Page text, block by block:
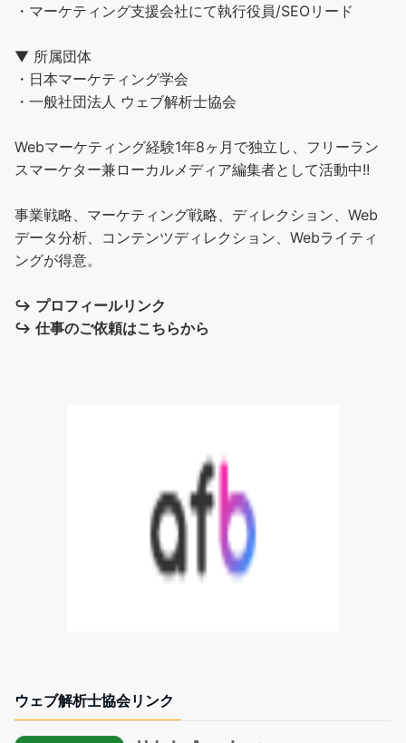
・マーケティング支援会社にて執行役員/SEOリード
▼ 所属団体
・日本マーケティング学会
・一般社団法人 ウェブ解析士協会
Webマーケティング経験1年8ヶ月で独立し、フリーラン
スマーケター兼ローカルメディア編集者として活動中!!
事業戦略、マーケティング戦略、ディレクション、Web
データ分析、コンテンツディレクション、Webライティ
ングが得意。
↪︎ プロフィールリンク
↪︎ 仕事のご依頼はこちらから
ウェブ解析士協会リンク